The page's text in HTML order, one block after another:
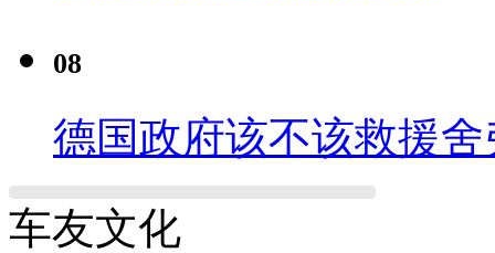
08
德国政府该不该救援舍
车友文化